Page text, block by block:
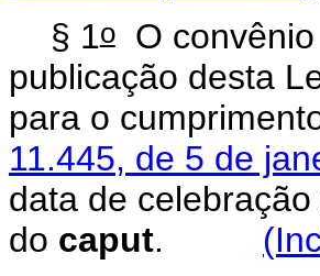
§ 1oO convênio
publicação desta
para o
11.445, de 5 de
data de
do caput.